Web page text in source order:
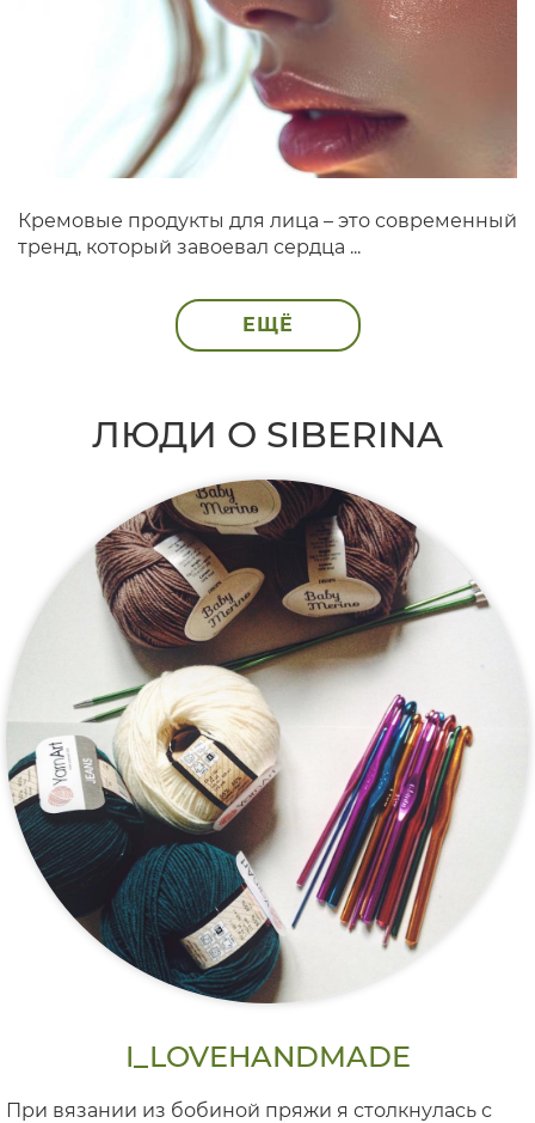
Кремовые продукты для лица – это современный
тренд, который завоевал сердца ...
ЕЩЁ
ЛЮДИ О SIBERINA
I_LOVEHANDMADE
При вязании из бобиной пряжи я столкнулась с